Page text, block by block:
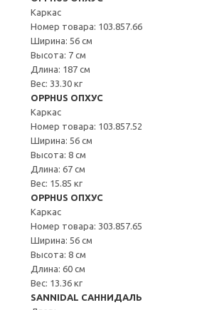
Каркас
Номер товара: 103.857.66
Ширина: 56 см
Высота: 7 см
Длина: 187 см
Вес: 33.30 кг
OPPHUS ОПХУС
Каркас
Номер товара: 103.857.52
Ширина: 56 см
Высота: 8 см
Длина: 67 см
Вес: 15.85 кг
OPPHUS ОПХУС
Каркас
Номер товара: 303.857.65
Ширина: 56 см
Высота: 8 см
Длина: 60 см
Вес: 13.36 кг
SANNIDAL САННИДАЛЬ